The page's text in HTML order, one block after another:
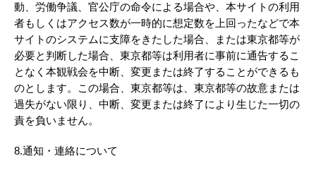
動、労働争議、官公庁の命令による場合や、本サイトの利用
者もしくはアクセス数が一時的に想定数を上回ったなどで本
サイトのシステムに支障をきたした場合、または東京都等が
必要と判断した場合、東京都等は利用者に事前に通告するこ
となく本観戦会を中断、変更または終了することができるも
のとします。この場合、東京都等は、東京都等の故意または
過失がない限り、中断、変更または終了により生じた一切の
責を負いません。
8.通知・連絡について